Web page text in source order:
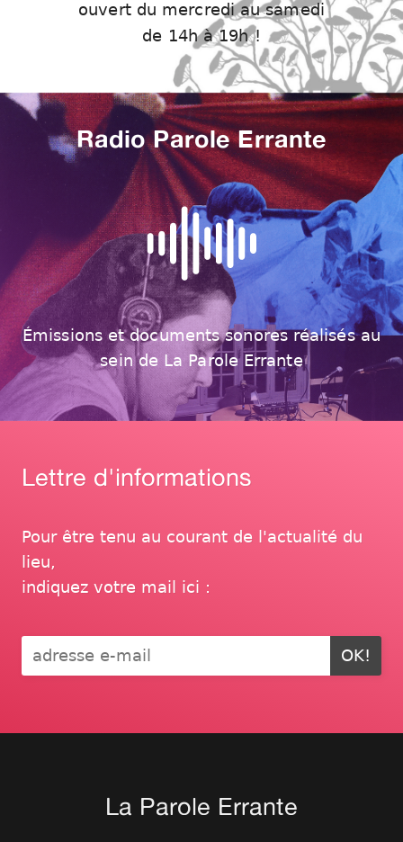
ouvert du mercredi au samedi
de 14h à 19h !
Radio Parole Errante
Émissions et documents sonores réalisés au
sein de La Parole Errante
Lettre d'informations
Pour être tenu au courant de l'actualité du
lieu,
indiquez votre mail ici :
OK!
La Parole Errante